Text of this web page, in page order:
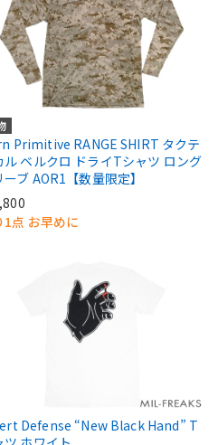
Primitive RANGE SHIRT タクテ
ル ベルクロ ドライTシャツ ロング
ーブ AOR1【数量限定】
1点 お早めに
Defense “New Black Hand” T